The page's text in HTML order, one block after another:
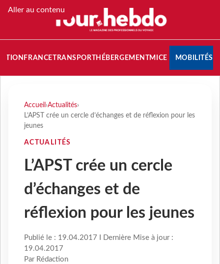
Aller au contenu
FRANCETRANSPORT HÉBERGEMENTMICE MOBILITÉS
Accueil ›Actualités›
L’APST crée un cercle d’échanges et de réflexion pour les
jeunes
ACTUALITÉS
L’APST crée un cercle
d’échanges et de
réflexion pour les jeunes
Publié le : 19.04.2017 I Dernière Mise à jour :
19.04.2017
Par Rédaction